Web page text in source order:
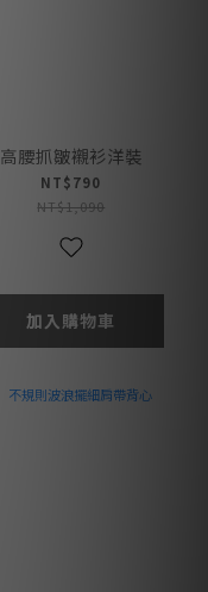
高腰抓皺襯衫洋裝
NT$790
NT$1,090
加入購物車